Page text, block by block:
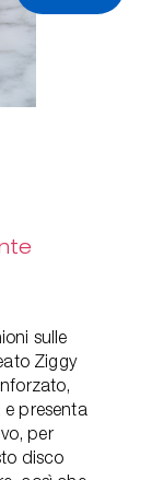
sulle
Ziggy
presenta
per
disco